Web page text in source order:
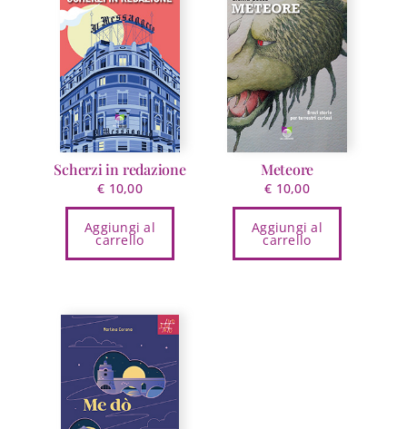
Scherzi in redazione
€ 10,00
Aggiungi al
carrello
Meteore
€ 10,00
Aggiungi al
carrello